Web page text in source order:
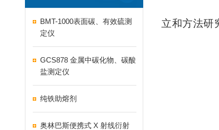
BMT-1000表面碳、有效硫测
定仪
GCS878 金属中碳化物、碳酸
盐测定仪
纯铁助熔剂
奥林巴斯便携式 X 射线衍射
立和方法研